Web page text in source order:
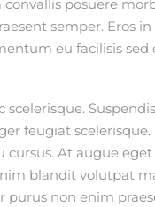
posuere
semper. Eros
eu facilisis
feugiat
At augue
blandit volutpat
purus non enim